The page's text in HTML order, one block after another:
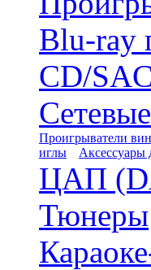
Blu-ray
CD/
Проигрыватели
иглы
Аксессуары
ЦАП
Тюнеры